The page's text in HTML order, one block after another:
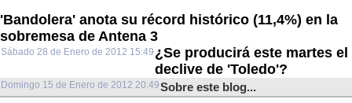
'Bandolera' anota su récord histórico (11,4%) en la
sobremesa de Antena 3
Sábado 28 de Enero de 2012 15:49 ¿Se producirá este martes el
declive de 'Toledo'?
Domingo 15 de Enero de 2012 20:49Sobre este blog...